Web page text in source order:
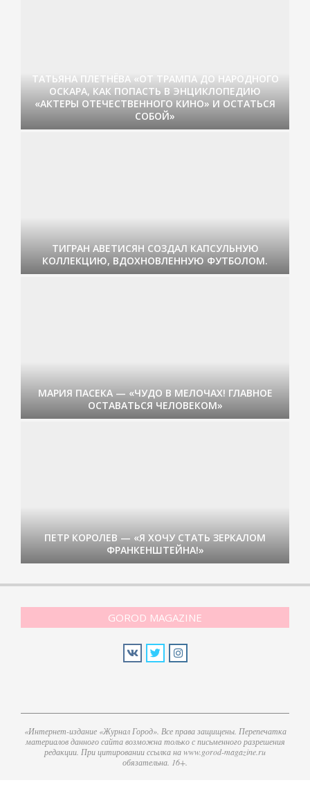
ТАТЬЯНА ПЛЕТНЁВА «ОТ ТРАМПА ДО НАРОДНОГО
ОСКАРА, КАК ПОПАСТЬ В ЭНЦИКЛОПЕДИЮ
«АКТЕРЫ ОТЕЧЕСТВЕННОГО КИНО» И ОСТАТЬСЯ
СОБОЙ»
ТИГРАН АВЕТИСЯН СОЗДАЛ КАПСУЛЬНУЮ
КОЛЛЕКЦИЮ, ВДОХНОВЛЕННУЮ ФУТБОЛОМ.
МАРИЯ ПАСЕКА — «ЧУДО В МЕЛОЧАХ! ГЛАВНОЕ
ОСТАВАТЬСЯ ЧЕЛОВЕКОМ»
ПЕТР КОРОЛЕВ — «Я ХОЧУ СТАТЬ ЗЕРКАЛОМ
ФРАНКЕНШТЕЙНА!»
GOROD MAGAZINE
«Интернет-издание «Журнал Город». Все права защищены. Перепечатка
материалов данного сайта возможна только с письменного разрешения
редакции. При цитировании ссылка на www.gorod-magazine.ru
обязательна. 16+.